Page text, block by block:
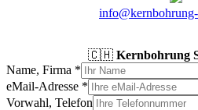
🇨🇭 Kernbohrung
Name, Firma *
eMail-Adresse *
Vorwahl, Telefon